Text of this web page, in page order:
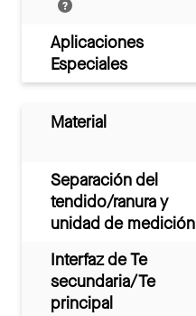
Aplicaciones
Especiales
Material
Separación del
tendido/ranura y
unidad de medición
Interfaz de Te
secundaria/Te
principal